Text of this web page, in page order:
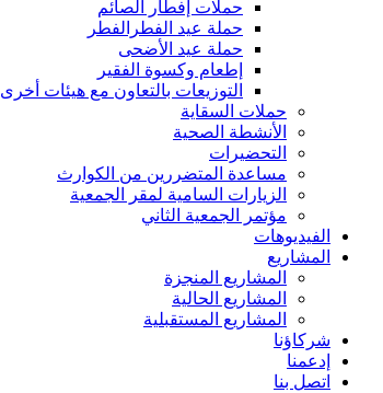
حملات إفطار الصائم
حملة عيد الفطرالفطر
حملة عيد الأضحى
إطعام وكسوة الفقير
التوزيعات بالتعاون مع هيئات أخرى
حملات السقاية
الأنشطة الصحية
التحضيرات
مساعدة المتضررين من الكوارث
الزيارات السامية لمقر الجمعية
مؤتمر الجمعية الثاني
الفيديوهات
المشاريع
المشاريع المنجزة
المشاريع الحالية
المشاريع المستقبلية
شركاؤنا
إدعمنا
اتصل بنا